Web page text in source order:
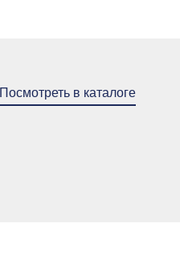
Посмотреть в каталоге